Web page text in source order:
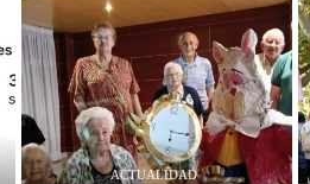
ACTUALIDAD